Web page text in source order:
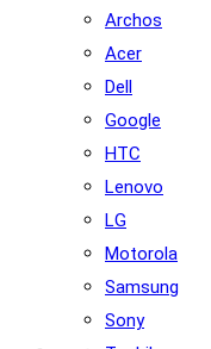
Archos
Acer
Dell
Google
HTC
Lenovo
LG
Motorola
Samsung
Sony